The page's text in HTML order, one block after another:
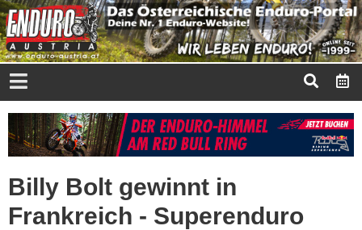
Billy Bolt gewinnt in
Frankreich - Superenduro